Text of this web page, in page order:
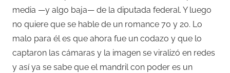
media —y algo baja— de la diputada federal. Y luego
no quiere que se hable de un romance 70 y 20. Lo
malo para él es que ahora fue un codazo y que lo
captaron las cámaras y la imagen se viralizó en redes
y así ya se sabe que el mandril con poder es un